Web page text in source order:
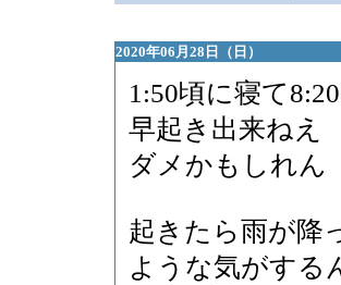
2020年06月28日（日）
1:50頃に寝て
早起き出来ねえ
ダメかもしれん
起きたら雨が降
ような気がす